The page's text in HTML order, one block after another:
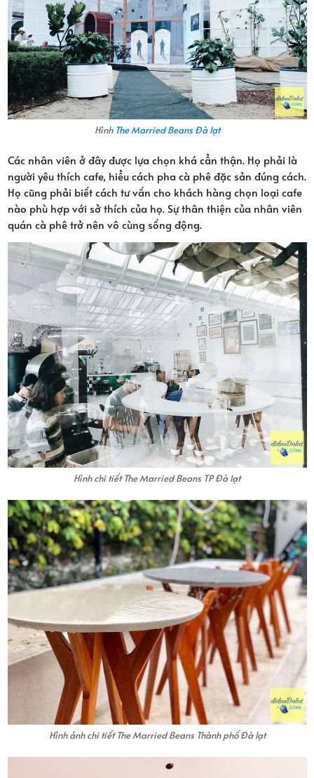
Hình The Married Beans Đà lạt
Các nhân viên ở đây được lựa chọn khá cẩn thận. Họ phải là
người yêu thích cafe, hiểu cách pha cà phê đặc sản đúng cách.
Họ cũng phải biết cách tư vấn cho khách hàng chọn loại cafe
nào phù hợp với sở thích của họ. Sự thân thiện của nhân viên
quán cà phê trở nên vô cùng sống động.
Hình chi tiết The Married Beans TP Đà lạt
Hình ảnh chi tiết The Married Beans Thành phố Đà lạt